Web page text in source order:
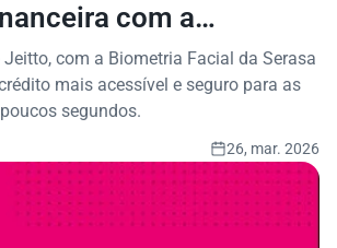
com a
da serasa experian
com a Biometria Facial da Serasa
mais acessível e seguro para as
segundos.
26, mar. 2026